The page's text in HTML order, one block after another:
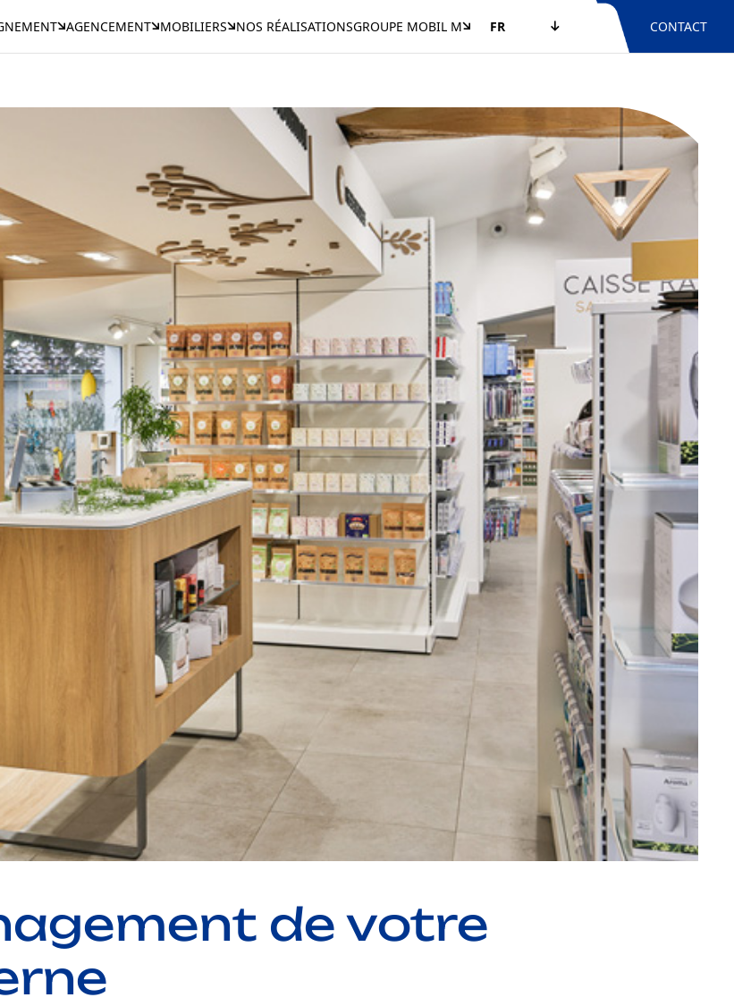
AGENCEMENT MOBILIERS NOS RÉALISATIONSGROUPE MOBIL M FR CONTACT
de votre